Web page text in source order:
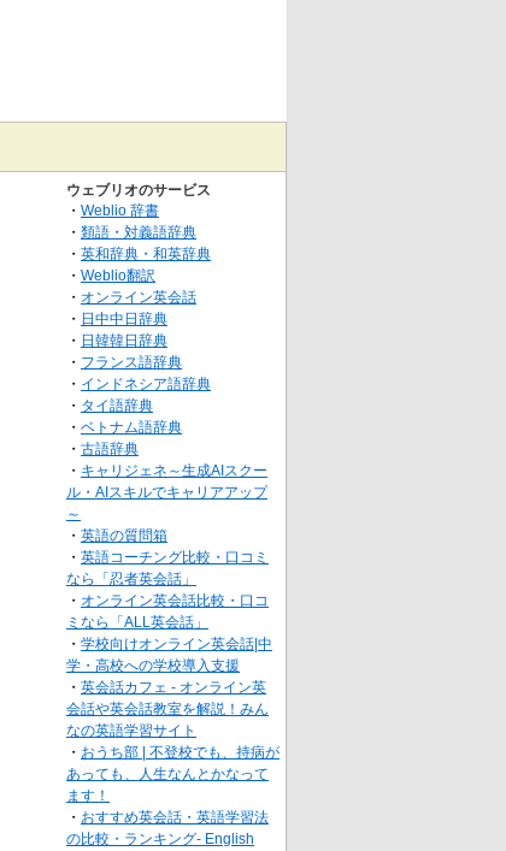
ウェブリオのサービス
・ Weblio 辞書
・ 類語・対義語辞典
・ 英和辞典・和英辞典
・ Weblio翻訳
・ オンライン英会話
・ 日中中日辞典
・ 日韓韓日辞典
・ フランス語辞典
・ インドネシア語辞典
・ タイ語辞典
・ ベトナム語辞典
・ 古語辞典
・ キャリジェネ～生成AIスクー
ル・AIスキルでキャリアアップ
～
・ 英語の質問箱
・ 英語コーチング比較・口コミ
なら「忍者英会話」
・ オンライン英会話比較・口コ
ミなら「ALL英会話」
・ 学校向けオンライン英会話|中
学・高校への学校導入支援
・ 英会話カフェ - オンライン英
会話や英会話教室を解説！みん
なの英語学習サイト
・ おうち部 | 不登校でも、持病が
あっても、人生なんとかなって
ます！
・ おすすめ英会話・英語学習法
の比較・ランキング- English